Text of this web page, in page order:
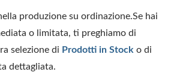
produzione su ordinazione.Se hai
o limitata, ti preghiamo di
selezione di Prodotti in Stock o di
dettagliata.